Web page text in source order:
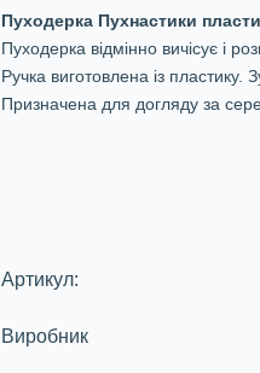
Пуходерка Пухнастики
Пуходерка відмінно вичісує і
Ручка виготовлена із пластику.
Призначена для догляду за
Артикул:
Виробник